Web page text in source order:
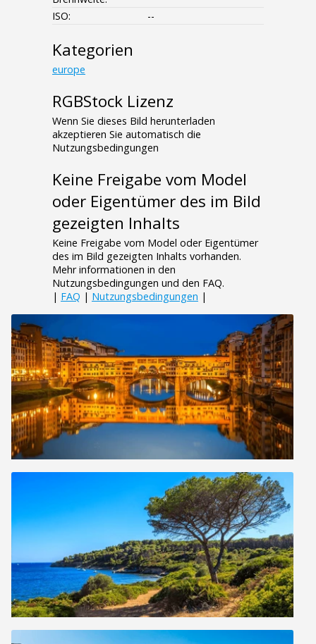
ISO:
--
Kategorien
europe
RGBStock Lizenz
Wenn Sie dieses Bild herunterladen
akzeptieren Sie automatisch die
Nutzungsbedingungen
Keine Freigabe vom Model
oder Eigentümer des im Bild
gezeigten Inhalts
Keine Freigabe vom Model oder Eigentümer
des im Bild gezeigten Inhalts vorhanden.
Mehr informationen in den
Nutzungsbedingungen und den FAQ.
| FAQ | Nutzungsbedingungen |